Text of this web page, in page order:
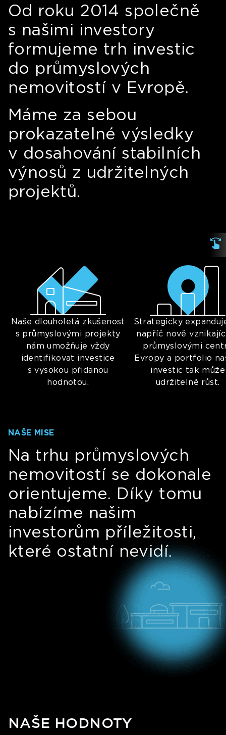
Od roku 2014 společně
s našimi investory
formujeme trh investic
do průmyslových
nemovitostí v Evropě.
Máme za sebou
prokazatelné výsledky
v dosahování stabilních
výnosů z udržitelných
projektů.
Naše dlouholetá zkušenost
s průmyslovými projekty
nám umožňuje vždy
identifikovat investice
s vysokou přidanou
hodnotou.
Strategicky
napříč nově
průmyslovými
Evropy a portfolio
investic tak může
udržitelně růst.
NAŠE MISE
Na trhu průmyslových
nemovitostí se dokonale
orientujeme. Díky tomu
nabízíme našim
investorům příležitosti,
které ostatní nevidí.
NAŠE HODNOTY